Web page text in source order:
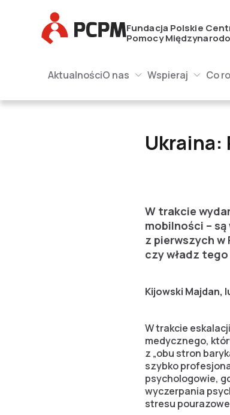
Główne Logo
Fundacja Polskie
Pomocy
Główne Logo
AktualnościO nasO nas Submenu WspierajWspieraj Submenu Co
Ukraina:
W trakcie
mobilności –
z pierwszych w
czy władz
Kijowski Majdan,
W trakcie
medycznego,
z „obu stron
szybko
psychologowie,
wyczerpania
stresu